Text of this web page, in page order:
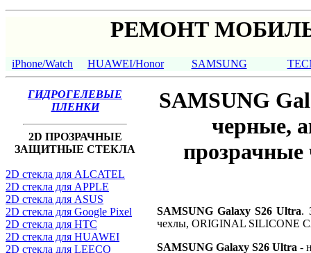
РЕМОНТ
iPhone/Watch HUAWEI/Honor SAMSUNG
ГИДРОГЕЛЕВЫЕ
ПЛЕНКИ
2D ПРОЗРАЧНЫЕ
ЗАЩИТНЫЕ СТЕКЛА
2D стекла для ALCATEL
2D стекла для APPLE
2D стекла для ASUS
2D стекла для Google Pixel
2D стекла для HTC
2D стекла для HUAWEI
2D стекла для LEECO
SAMSUNG
черные,
SAMSUNG Galaxy S26 Ultra.
чехлы, ORIGINAL SILICONE
SAMSUNG Galaxy S26 Ultra-